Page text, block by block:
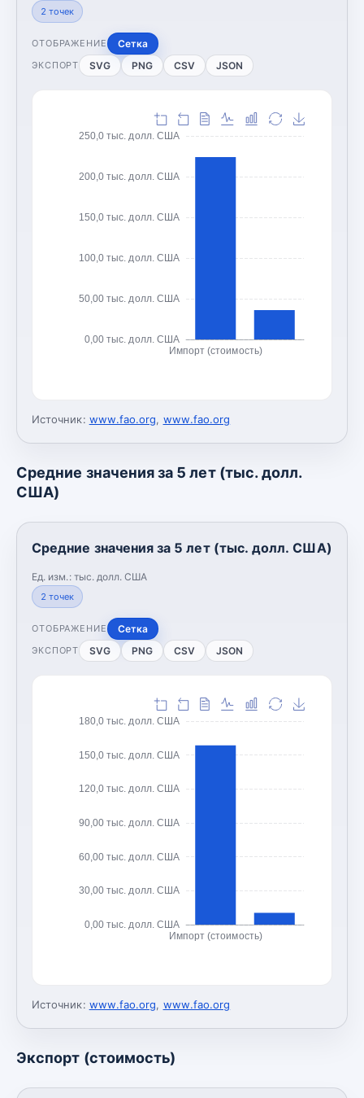
2 точек
ОТОБРАЖЕНИЕ Сетка
ЭКСПОРТ SVG PNG CSV JSON
0,00 тыс. долл. США
50,00 тыс. долл. США
100,0 тыс. долл. США
150,0 тыс. долл. США
200,0 тыс. долл. США
250,0 тыс. долл. США
Импорт (стоимость)
Источник: www.fao.org, www.fao.org
Средние значения за 5 лет (тыс. долл.
США)
Средние значения за 5 лет (тыс. долл. США)
Ед. изм.: тыс. долл. США
2 точек
ОТОБРАЖЕНИЕ Сетка
ЭКСПОРТ SVG PNG CSV JSON
0,00 тыс. долл. США
30,00 тыс. долл. США
60,00 тыс. долл. США
90,00 тыс. долл. США
120,0 тыс. долл. США
150,0 тыс. долл. США
180,0 тыс. долл. США
Импорт (стоимость)
Источник: www.fao.org, www.fao.org
Экспорт (стоимость)